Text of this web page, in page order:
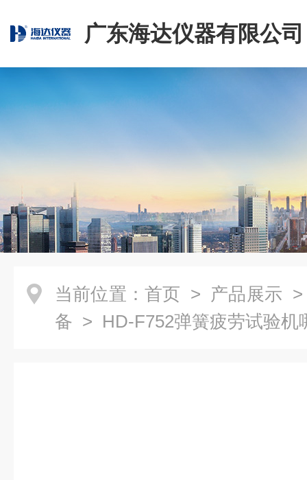
广东海达仪器有限公司
当前位置： 首页 > 产品展示
备 > HD-F752弹簧疲劳试验机